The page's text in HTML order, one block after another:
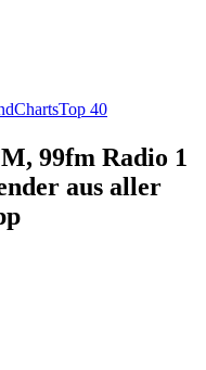
ChartsTop 40
99fm Radio 1
aus aller